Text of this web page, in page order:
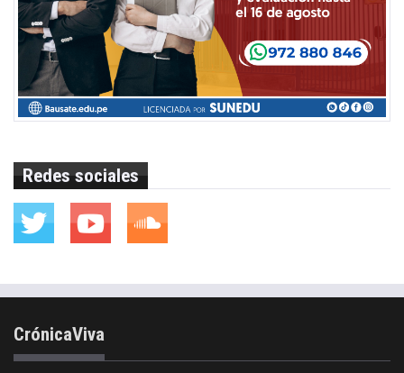
Redes sociales
CrónicaViva